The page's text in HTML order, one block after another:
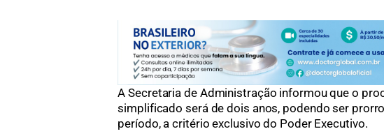
A Secretaria de Administração informou que o
simplificado será de dois anos, podendo ser
período, a critério exclusivo do Poder Executivo.